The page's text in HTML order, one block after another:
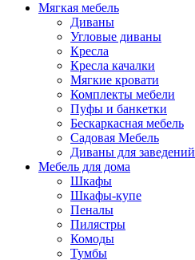
Мягкая мебель
Диваны
Угловые диваны
Кресла
Кресла качалки
Мягкие кровати
Комплекты мебели
Пуфы и банкетки
Бескаркасная мебель
Садовая Мебель
Диваны для заведений
Мебель для дома
Шкафы
Шкафы-купе
Пеналы
Пилястры
Комоды
Тумбы